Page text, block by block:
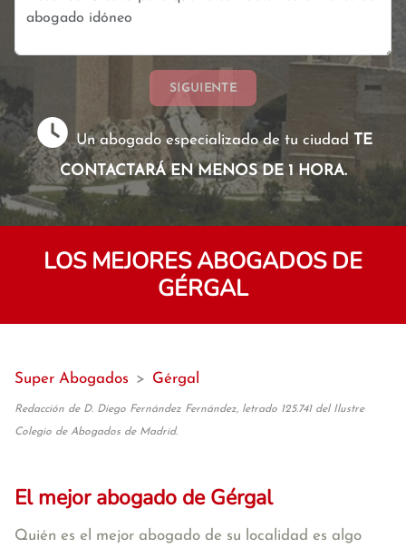
SIGUIENTE
Un abogado especializado de tu ciudad TE
CONTACTARÁ EN MENOS DE 1 HORA.
LOS MEJORES ABOGADOS DE
GÉRGAL
Super Abogados > Gérgal
Redacción de D. Diego Fernández Fernández, letrado 125.741 del Ilustre
Colegio de Abogados de Madrid.
El mejor abogado de Gérgal
Quién es el mejor abogado de su localidad es algo